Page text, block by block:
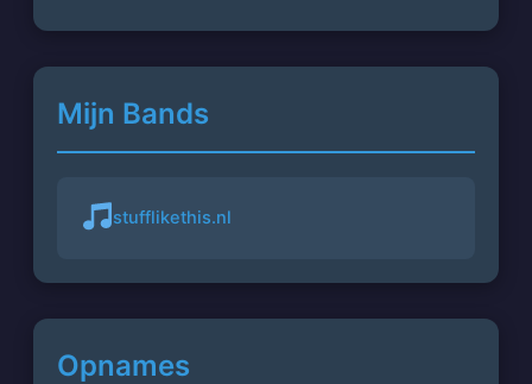
Mijn Bands
stufflikethis.nl
Opnames